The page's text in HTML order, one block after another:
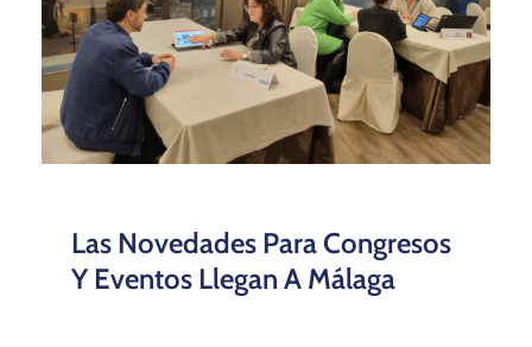
Las Novedades Para Congresos
Y Eventos Llegan A Málaga